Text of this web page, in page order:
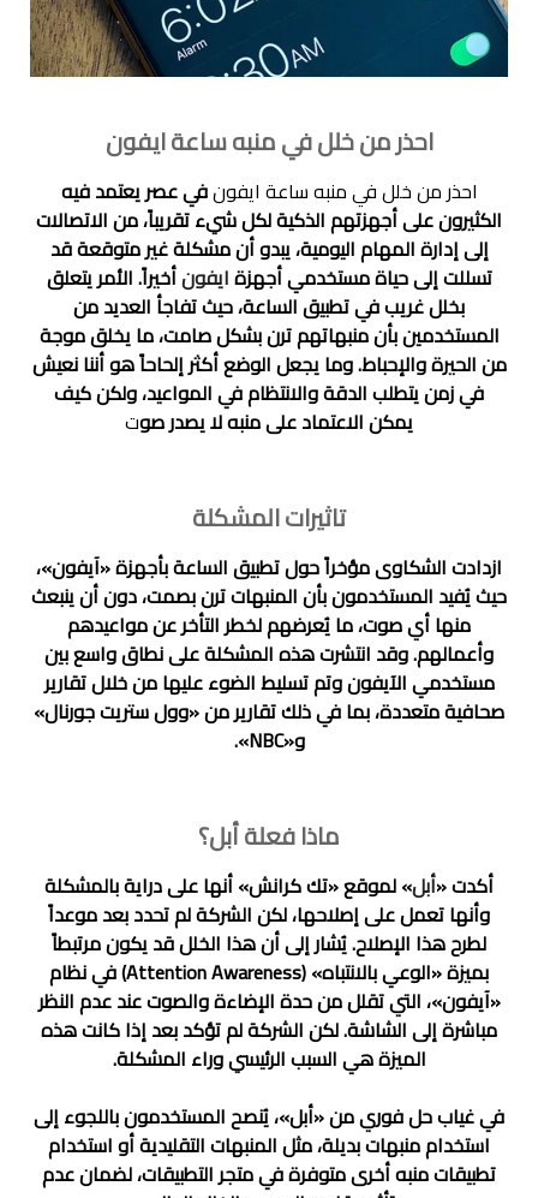
احذر من خلل في منبه ساعة ايفون
احذر من خلل في منبه ساعة ايفونفي عصر يعتمد فيه
الكثيرون على أجهزتهم الذكية لكل شيء تقريباً، من الاتصالات
إلى إدارة المهام اليومية، يبدو أن مشكلة غير متوقعة قد
تسللت إلى حياة مستخدمي أجهزةايفونأخيراً. الأمر يتعلق
بخلل غريب في تطبيق الساعة، حيث تفاجأ العديد من
المستخدمين بأن منبهاتهم ترن بشكل صامت، ما يخلق موجة
من الحيرة والإحباط. وما يجعل الوضع أكثر إلحاحاً هو أننا نعيش
في زمن يتطلب الدقة والانتظام في المواعيد، ولكن كيف
يمكن الاعتماد على منبه لا يصدر صوت
تاثيرات المشكلة
ازدادت الشكاوى مؤخراً حول تطبيق الساعة بأجهزة «آيفون»،
حيث يُفيد المستخدمون بأن المنبهات ترن بصمت، دون أن ينبعث
منها أي صوت، ما يُعرضهم لخطر التأخر عن مواعيدهم
وأعمالهم. وقد انتشرت هذه المشكلة على نطاق واسع بين
مستخدمي الآيفون وتم تسليط الضوء عليها من خلال تقارير
صحافية متعددة، بما في ذلك تقارير من «وول ستريت جورنال»
و«NBC».
ماذا فعلة أبل؟
أكدت «أبل» لموقع «تك كرانش» أنها على دراية بالمشكلة
وأنها تعمل على إصلاحها، لكن الشركة لم تحدد بعد موعداً
لطرح هذا الإصلاح. يُشار إلى أن هذا الخلل قد يكون مرتبطاً
بميزة «الوعي بالانتباه» (Attention Awareness) في نظام
«آيفون»، التي تقلل من حدة الإضاءة والصوت عند عدم النظر
مباشرة إلى الشاشة. لكن الشركة لم تؤكد بعد إذا كانت هذه
الميزة هي السبب الرئيسي وراء المشكلة.
في غياب حل فوري من «أبل»، يُنصح المستخدمون باللجوء إلى
استخدام منبهات بديلة، مثل المنبهات التقليدية أو استخدام
تطبيقات منبه أخرى متوفرة في متجر التطبيقات، لضمان عدم